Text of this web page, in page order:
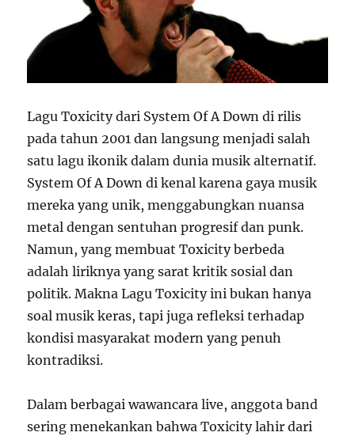
Lagu Toxicity dari System Of A Down di rilis
pada tahun 2001 dan langsung menjadi salah
satu lagu ikonik dalam dunia musik alternatif.
System Of A Down di kenal karena gaya musik
mereka yang unik, menggabungkan nuansa
metal dengan sentuhan progresif dan punk.
Namun, yang membuat Toxicity berbeda
adalah liriknya yang sarat kritik sosial dan
politik. Makna Lagu Toxicity ini bukan hanya
soal musik keras, tapi juga refleksi terhadap
kondisi masyarakat modern yang penuh
kontradiksi.
Dalam berbagai wawancara live, anggota band
sering menekankan bahwa Toxicity lahir dari